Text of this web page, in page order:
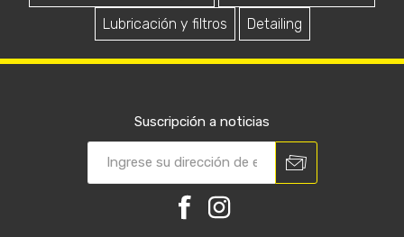
Lubricación y filtros
Detailing
Suscripción a noticias